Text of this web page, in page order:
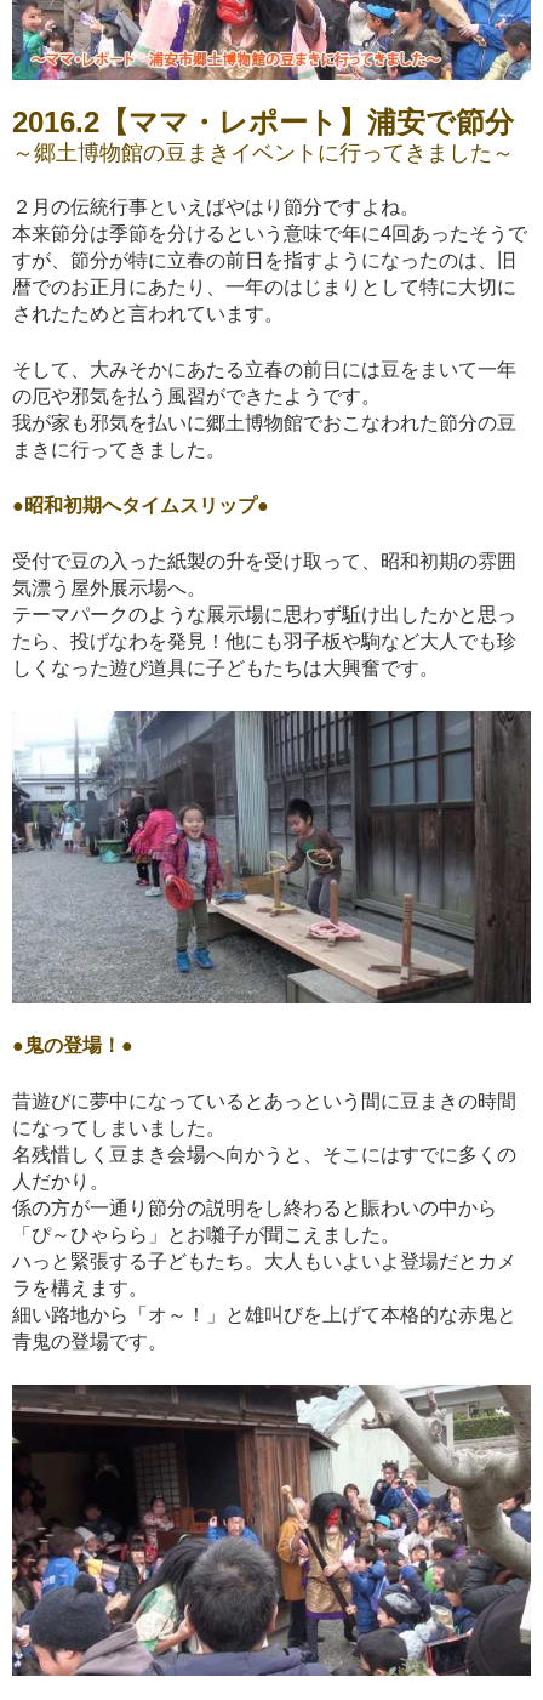
2016.2【ママ・レポート】浦安で節分
～郷土博物館の豆まきイベントに行ってきました～
２月の伝統行事といえばやはり節分ですよね。
本来節分は季節を分けるという意味で年に4回あったそうで
すが、節分が特に立春の前日を指すようになったのは、旧
暦でのお正月にあたり、一年のはじまりとして特に大切に
されたためと言われています。
そして、大みそかにあたる立春の前日には豆をまいて一年
の厄や邪気を払う風習ができたようです。
我が家も邪気を払いに郷土博物館でおこなわれた節分の豆
まきに行ってきました。
●昭和初期へタイムスリップ●
受付で豆の入った紙製の升を受け取って、昭和初期の雰囲
気漂う屋外展示場へ。
テーマパークのような展示場に思わず駈け出したかと思っ
たら、投げなわを発見！他にも羽子板や駒など大人でも珍
しくなった遊び道具に子どもたちは大興奮です。
●鬼の登場！●
昔遊びに夢中になっているとあっという間に豆まきの時間
になってしまいました。
名残惜しく豆まき会場へ向かうと、そこにはすでに多くの
人だかり。
係の方が一通り節分の説明をし終わると賑わいの中から
「ぴ～ひゃらら」とお囃子が聞こえました。
ハっと緊張する子どもたち。大人もいよいよ登場だとカメ
ラを構えます。
細い路地から「オ～！」と雄叫びを上げて本格的な赤鬼と
青鬼の登場です。